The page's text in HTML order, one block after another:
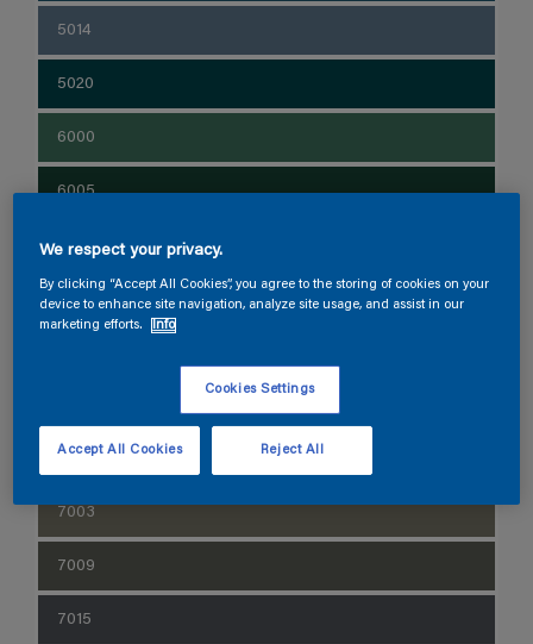
5014
5020
6000
6005
6010
6015
6033
7003
7009
7015
We respect your privacy.
By clicking “Accept All Cookies”, you agree to the storing of cookies on your
device to enhance site navigation, analyze site usage, and assist in our
marketing efforts.
Info
Cookies Settings
Reject All
Accept All Cookies